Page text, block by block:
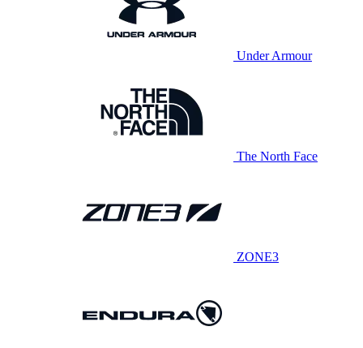
Under Armour
The North Face
ZONE3